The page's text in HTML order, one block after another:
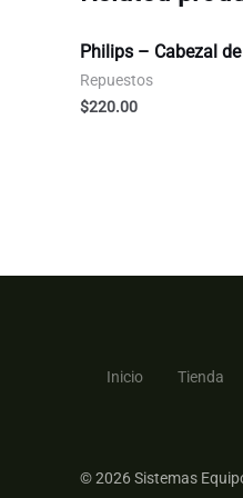
Philips – Cabezal
Repuestos
$220.00
Inicio Tienda
© 2026 Sistemas